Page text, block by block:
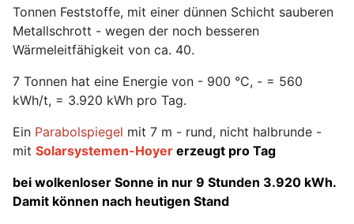
Tonnen Feststoffe, mit einer dünnen Schicht sauberen
Metallschrott - wegen der noch besseren
Wärmeleitfähigkeit von ca. 40.
7 Tonnen hat eine Energie von - 900 °C, - = 560
kWh/t, = 3.920 kWh pro Tag.
Ein Parabolspiegel mit 7 m - rund, nicht halbrunde -
mit Solarsystemen-Hoyer erzeugt pro Tag
bei wolkenloser Sonne in nur 9 Stunden 3.920 kWh.
Damit können nach heutigen Stand